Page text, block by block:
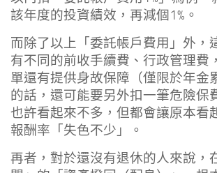
該年度的投資績效，再減個1%。
而除了以上「委託帳戶費用」外，
有不同的前收手續費、行政管理費
單還有提供身故保障（僅限於年金
的話，還可能要另外扣一筆危險保
也許看起來不多，但都會讓原本看
報酬率「失色不少」。
再者，對於還沒有退休的人來說，